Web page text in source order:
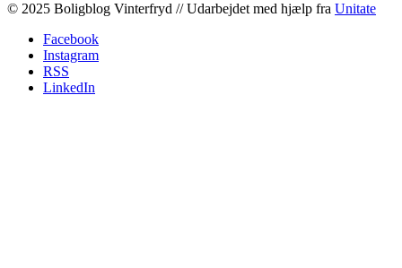
© 2025 Boligblog Vinterfryd // Udarbejdet med hjælp fra Unitate
Facebook
Instagram
RSS
LinkedIn